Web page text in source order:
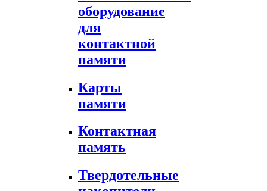
оборудование
для
контактной
памяти
Карты
памяти
Контактная
память
Твердотельные